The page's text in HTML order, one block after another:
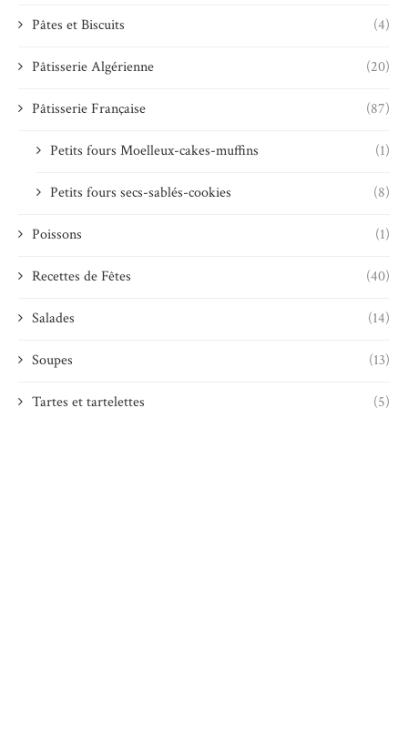
Pâtes et Biscuits (4)
Pâtisserie Algérienne (20)
Pâtisserie Française (87)
Petits fours Moelleux-cakes-muffins (1)
Petits fours secs-sablés-cookies (8)
Poissons (1)
Recettes de Fêtes (40)
Salades (14)
Soupes (13)
Tartes et tartelettes (5)